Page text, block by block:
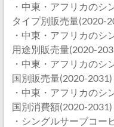
・中東・アフリカのシ
タイプ別販売量(2020-
・中東・アフリカのシ
用途別販売量(2020-
・中東・アフリカのシ
国別販売量(2020-2031)
・中東・アフリカのシ
国別消費額(2020-2031)
・シングルサーブコー